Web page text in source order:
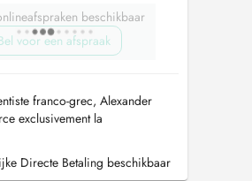
beschikbaar
voor een afspraak
franco-grec, Alexander
exclusivement la
et limplantologie depuis plus
Diplômé de lUniversité
et titulaire dun
Directe Betaling beschikbaar